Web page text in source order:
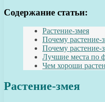
Содержание статьи:
Растение-змея
Почему растение-
Почему
Лучшие места по
Чем хороши
Растение-змея